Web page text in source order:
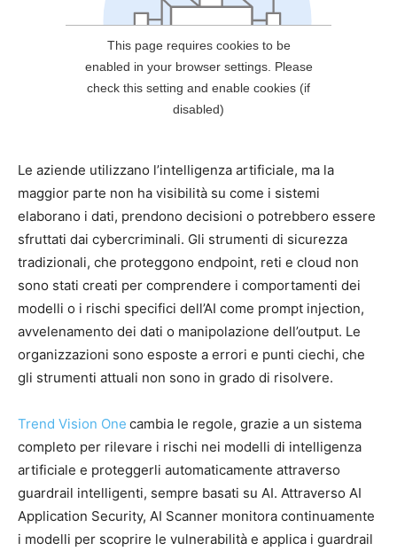
Le aziende utilizzano l’intelligenza artificiale, ma la
maggior parte non ha visibilità su come i sistemi
elaborano i dati, prendono decisioni o potrebbero essere
sfruttati dai cybercriminali. Gli strumenti di sicurezza
tradizionali, che proteggono endpoint, reti e cloud non
sono stati creati per comprendere i comportamenti dei
modelli o i rischi specifici dell’AI come prompt injection,
avvelenamento dei dati o manipolazione dell’output. Le
organizzazioni sono esposte a errori e punti ciechi, che
gli strumenti attuali non sono in grado di risolvere.
Trend Vision One cambia le regole, grazie a un sistema
completo per rilevare i rischi nei modelli di intelligenza
artificiale e proteggerli automaticamente attraverso
guardrail intelligenti, sempre basati su AI. Attraverso AI
Application Security, AI Scanner monitora continuamente
i modelli per scoprire le vulnerabilità e applica i guardrail